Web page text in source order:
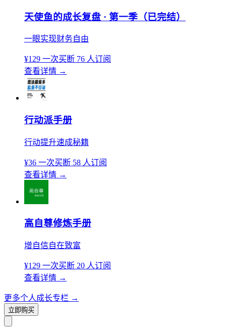
天使鱼的成长复盘 · 第一季（已完结）
一眼实现财务自由
¥129 一次买断 76 人订阅
查看详情 →
行动派手册
行动提升速成秘籍
¥36 一次买断 58 人订阅
查看详情 →
高自尊修炼手册
增自信自在致富
¥129 一次买断 20 人订阅
查看详情 →
更多个人成长专栏 →
立即购买